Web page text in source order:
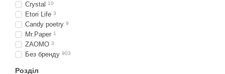
Crystal 10
Etori Life 3
Candy poetry 9
Mr.Paper 1
ZAOMO 3
Без бренду 903
Розділ